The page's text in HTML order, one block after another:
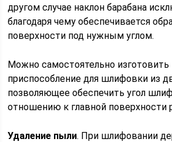
другом случае наклон барабана
благодаря чему обеспечивается
поверхности под нужным углом.
Можно самостоятельно
приспособление для шлифовки из
позволяющее обеспечить угол
отношению к главной поверхности
Удаление пыли. При шлифовании